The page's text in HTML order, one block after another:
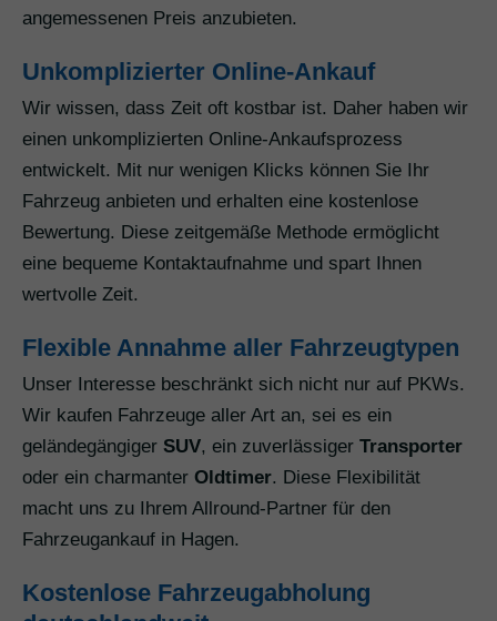
angemessenen Preis anzubieten.
Unkomplizierter Online-Ankauf
Wir wissen, dass Zeit oft kostbar ist. Daher haben wir
einen unkomplizierten Online-Ankaufsprozess
entwickelt. Mit nur wenigen Klicks können Sie Ihr
Fahrzeug anbieten und erhalten eine kostenlose
Bewertung. Diese zeitgemäße Methode ermöglicht
eine bequeme Kontaktaufnahme und spart Ihnen
wertvolle Zeit.
Flexible Annahme aller Fahrzeugtypen
Unser Interesse beschränkt sich nicht nur auf PKWs.
Wir kaufen Fahrzeuge aller Art an, sei es ein
geländegängiger SUV, ein zuverlässiger Transporter
oder ein charmanter Oldtimer. Diese Flexibilität
macht uns zu Ihrem Allround-Partner für den
Fahrzeugankauf in Hagen.
Kostenlose Fahrzeugabholung